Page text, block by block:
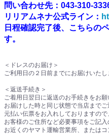
問い合わせ先：043-310-
リリアムネナ公式ライン：
日程確認完了後、こちらの
す。
＜ドレスのお届け＞
ご利用日の２日前までにお届けいたし
＜返送手続き＞
ご着用日翌日に返送のお手続きをお願
お届けした時と同じ状態で当店までご
元払い伝票をお入れしておりますので
お客様のご住所など必要事項をご記入
お近くのヤマト運輸営業所、またはコ